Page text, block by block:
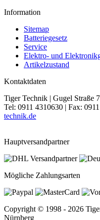
Information
Sitemap
Batteriegesetz
Service
Elektro- und
Artikelzustand
Kontaktdaten
Tiger Technik | Gugel Straße
Tel: 0911 4310630 | Fax:
technik.de
Hauptversandpartner
Mögliche Zahlungsarten
Copyright © 1998 - 2026
Nürnberg